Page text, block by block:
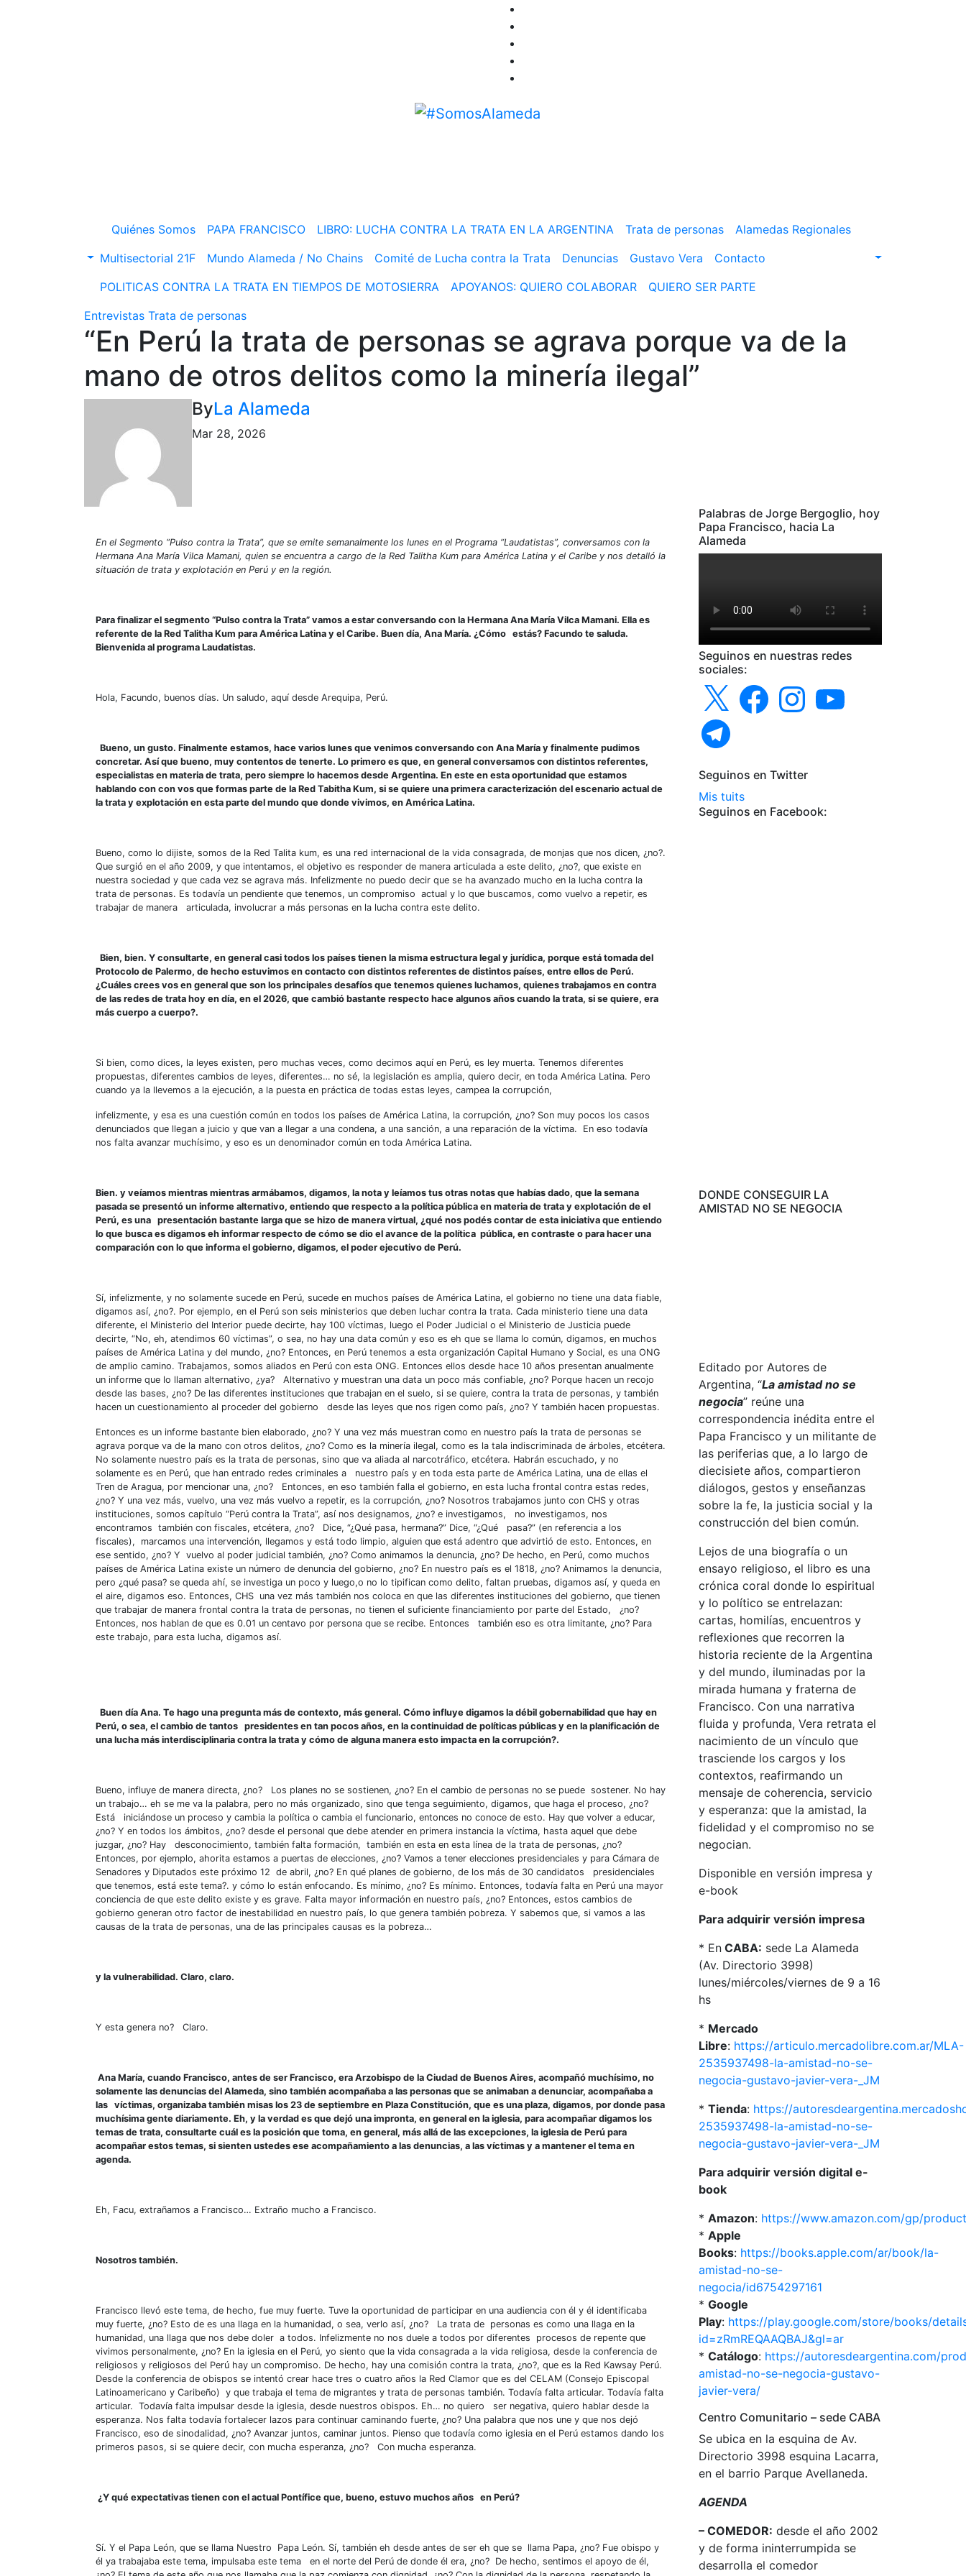
Quiénes Somos PAPA FRANCISCO LIBRO: LUCHA CONTRA LA TRATA EN LA ARGENTINA Trata de personas
Alamedas Regionales
Multisectorial 21F
Mundo Alameda / No Chains Comité de Lucha contra la Trata Denuncias Gustavo Vera
Contacto
POLITICAS CONTRA LA TRATA EN TIEMPOS DE MOTOSIERRA
APOYANOS: QUIERO COLABORAR
QUIERO SER PARTE
Entrevistas Trata de personas
“En Perú la trata de personas se agrava porque va de la
mano de otros delitos como la minería ilegal”
ByLa Alameda
Mar 28, 2026
En el Segmento “Pulso contra la Trata”, que se emite semanalmente los lunes en el Programa “Laudatistas”, conversamos con la
Hermana Ana María Vilca Mamani, quien se encuentra a cargo de la Red Talitha Kum para América Latina y el Caribe y nos detalló la
situación de trata y explotación en Perú y en la región.
Para finalizar el segmento “Pulso contra la Trata” vamos a estar conversando con la Hermana Ana María Vilca Mamani. Ella es
referente de la Red Talitha Kum para América Latina y el Caribe. Buen día, Ana María. ¿Cómo estás? Facundo te saluda.
Bienvenida al programa Laudatistas.
Hola, Facundo, buenos días. Un saludo, aquí desde Arequipa, Perú.
Bueno, un gusto. Finalmente estamos, hace varios lunes que venimos conversando con Ana María y finalmente pudimos
concretar. Así que bueno, muy contentos de tenerte. Lo primero es que, en general conversamos con distintos referentes,
especialistas en materia de trata, pero siempre lo hacemos desde Argentina. En este en esta oportunidad que estamos
hablando con con vos que formas parte de la Red Tabitha Kum, si se quiere una primera caracterización del escenario actual de
la trata y explotación en esta parte del mundo que donde vivimos, en América Latina.
Bueno, como lo dijiste, somos de la Red Talita kum, es una red internacional de la vida consagrada, de monjas que nos dicen, ¿no?.
Que surgió en el año 2009, y que intentamos, el objetivo es responder de manera articulada a este delito, ¿no?, que existe en
nuestra sociedad y que cada vez se agrava más. Infelizmente no puedo decir que se ha avanzado mucho en la lucha contra la
trata de personas. Es todavía un pendiente que tenemos, un compromiso actual y lo que buscamos, como vuelvo a repetir, es
trabajar de manera articulada, involucrar a más personas en la lucha contra este delito.
Bien, bien. Y consultarte, en general casi todos los países tienen la misma estructura legal y jurídica, porque está tomada del
Protocolo de Palermo, de hecho estuvimos en contacto con distintos referentes de distintos países, entre ellos de Perú.
¿Cuáles crees vos en general que son los principales desafíos que tenemos quienes luchamos, quienes trabajamos en contra
de las redes de trata hoy en día, en el 2026, que cambió bastante respecto hace algunos años cuando la trata, si se quiere, era
más cuerpo a cuerpo?.
Si bien, como dices, la leyes existen, pero muchas veces, como decimos aquí en Perú, es ley muerta. Tenemos diferentes
propuestas, diferentes cambios de leyes, diferentes… no sé, la legislación es amplia, quiero decir, en toda América Latina. Pero
cuando ya la llevemos a la ejecución, a la puesta en práctica de todas estas leyes, campea la corrupción,
infelizmente, y esa es una cuestión común en todos los países de América Latina, la corrupción, ¿no? Son muy pocos los casos
denunciados que llegan a juicio y que van a llegar a una condena, a una sanción, a una reparación de la víctima. En eso todavía
nos falta avanzar muchísimo, y eso es un denominador común en toda América Latina.
Bien. y veíamos mientras mientras armábamos, digamos, la nota y leíamos tus otras notas que habías dado, que la semana
pasada se presentó un informe alternativo, entiendo que respecto a la política pública en materia de trata y explotación de el
Perú, es una presentación bastante larga que se hizo de manera virtual, ¿qué nos podés contar de esta iniciativa que entiendo
lo que busca es digamos eh informar respecto de cómo se dio el avance de la política pública, en contraste o para hacer una
comparación con lo que informa el gobierno, digamos, el poder ejecutivo de Perú.
Sí, infelizmente, y no solamente sucede en Perú, sucede en muchos países de América Latina, el gobierno no tiene una data fiable,
digamos así, ¿no?. Por ejemplo, en el Perú son seis ministerios que deben luchar contra la trata. Cada ministerio tiene una data
diferente, el Ministerio del Interior puede decirte, hay 100 víctimas, luego el Poder Judicial o el Ministerio de Justicia puede
decirte, “No, eh, atendimos 60 víctimas”, o sea, no hay una data común y eso es eh que se llama lo común, digamos, en muchos
países de América Latina y del mundo, ¿no? Entonces, en Perú tenemos a esta organización Capital Humano y Social, es una ONG
de amplio camino. Trabajamos, somos aliados en Perú con esta ONG. Entonces ellos desde hace 10 años presentan anualmente
un informe que lo llaman alternativo, ¿ya? Alternativo y muestran una data un poco más confiable, ¿no? Porque hacen un recojo
desde las bases, ¿no? De las diferentes instituciones que trabajan en el suelo, si se quiere, contra la trata de personas, y también
hacen un cuestionamiento al proceder del gobierno desde las leyes que nos rigen como país, ¿no? Y también hacen propuestas.
Entonces es un informe bastante bien elaborado, ¿no? Y una vez más muestran como en nuestro país la trata de personas se
agrava porque va de la mano con otros delitos, ¿no? Como es la minería ilegal, como es la tala indiscriminada de árboles, etcétera.
No solamente nuestro país es la trata de personas, sino que va aliada al narcotráfico, etcétera. Habrán escuchado, y no
solamente es en Perú, que han entrado redes criminales a nuestro país y en toda esta parte de América Latina, una de ellas el
Tren de Aragua, por mencionar una, ¿no? Entonces, en eso también falla el gobierno, en esta lucha frontal contra estas redes,
¿no? Y una vez más, vuelvo, una vez más vuelvo a repetir, es la corrupción, ¿no? Nosotros trabajamos junto con CHS y otras
instituciones, somos capítulo “Perú contra la Trata”, así nos designamos, ¿no? e investigamos, no investigamos, nos
encontramos también con fiscales, etcétera, ¿no? Dice, “¿Qué pasa, hermana?” Dice, “¿Qué pasa?” (en referencia a los
fiscales), marcamos una intervención, llegamos y está todo limpio, alguien que está adentro que advirtió de esto. Entonces, en
ese sentido, ¿no? Y vuelvo al poder judicial también, ¿no? Como animamos la denuncia, ¿no? De hecho, en Perú, como muchos
países de América Latina existe un número de denuncia del gobierno, ¿no? En nuestro país es el 1818, ¿no? Animamos la denuncia,
pero ¿qué pasa? se queda ahí, se investiga un poco y luego,o no lo tipifican como delito, faltan pruebas, digamos así, y queda en
el aire, digamos eso. Entonces, CHS una vez más también nos coloca en que las diferentes instituciones del gobierno, que tienen
que trabajar de manera frontal contra la trata de personas, no tienen el suficiente financiamiento por parte del Estado, ¿no?
Entonces, nos hablan de que es 0.01 un centavo por persona que se recibe. Entonces también eso es otra limitante, ¿no? Para
este trabajo, para esta lucha, digamos así.
Buen día Ana. Te hago una pregunta más de contexto, más general. Cómo influye digamos la débil gobernabilidad que hay en
Perú, o sea, el cambio de tantos presidentes en tan pocos años, en la continuidad de políticas públicas y en la planificación de
una lucha más interdisciplinaria contra la trata y cómo de alguna manera esto impacta en la corrupción?.
Bueno, influye de manera directa, ¿no? Los planes no se sostienen, ¿no? En el cambio de personas no se puede sostener. No hay
un trabajo… eh se me va la palabra, pero no más organizado, sino que tenga seguimiento, digamos, que haga el proceso, ¿no?
Está iniciándose un proceso y cambia la política o cambia el funcionario, entonces no conoce de esto. Hay que volver a educar,
¿no? Y en todos los ámbitos, ¿no? desde el personal que debe atender en primera instancia la víctima, hasta aquel que debe
juzgar, ¿no? Hay desconocimiento, también falta formación, también en esta en esta línea de la trata de personas, ¿no?
Entonces, por ejemplo, ahorita estamos a puertas de elecciones, ¿no? Vamos a tener elecciones presidenciales y para Cámara de
Senadores y Diputados este próximo 12 de abril, ¿no? En qué planes de gobierno, de los más de 30 candidatos presidenciales
que tenemos, está este tema?. y cómo lo están enfocando. Es mínimo, ¿no? Es mínimo. Entonces, todavía falta en Perú una mayor
conciencia de que este delito existe y es grave. Falta mayor información en nuestro país, ¿no? Entonces, estos cambios de
gobierno generan otro factor de inestabilidad en nuestro país, lo que genera también pobreza. Y sabemos que, si vamos a las
causas de la trata de personas, una de las principales causas es la pobreza…
y la vulnerabilidad. Claro, claro.
Y esta genera no? Claro.
Ana María, cuando Francisco, antes de ser Francisco, era Arzobispo de la Ciudad de Buenos Aires, acompañó muchísimo, no
solamente las denuncias del Alameda, sino también acompañaba a las personas que se animaban a denunciar, acompañaba a
las víctimas, organizaba también misas los 23 de septiembre en Plaza Constitución, que es una plaza, digamos, por donde pasa
muchísima gente diariamente. Eh, y la verdad es que dejó una impronta, en general en la iglesia, para acompañar digamos los
temas de trata, consultarte cuál es la posición que toma, en general, más allá de las excepciones, la iglesia de Perú para
acompañar estos temas, si sienten ustedes ese acompañamiento a las denuncias, a las víctimas y a mantener el tema en
agenda.
Eh, Facu, extrañamos a Francisco… Extraño mucho a Francisco.
Nosotros también.
Francisco llevó este tema, de hecho, fue muy fuerte. Tuve la oportunidad de participar en una audiencia con él y él identificaba
muy fuerte, ¿no? Esto de es una llaga en la humanidad, o sea, verlo así, ¿no? La trata de personas es como una llaga en la
humanidad, una llaga que nos debe doler a todos. Infelizmente no nos duele a todos por diferentes procesos de repente que
vivimos personalmente, ¿no? En la iglesia en el Perú, yo siento que la vida consagrada a la vida religiosa, desde la conferencia de
religiosos y religiosos del Perú hay un compromiso. De hecho, hay una comisión contra la trata, ¿no?, que es la Red Kawsay Perú.
Desde la conferencia de obispos se intentó crear hace tres o cuatro años la Red Clamor que es del CELAM (Consejo Episcopal
Latinoamericano y Caribeño) y que trabaja el tema de migrantes y trata de personas también. Todavía falta articular. Todavía falta
articular. Todavía falta impulsar desde la iglesia, desde nuestros obispos. Eh… no quiero ser negativa, quiero hablar desde la
esperanza. Nos falta todavía fortalecer lazos para continuar caminando fuerte, ¿no? Una palabra que nos une y que nos dejó
Francisco, eso de sinodalidad, ¿no? Avanzar juntos, caminar juntos. Pienso que todavía como iglesia en el Perú estamos dando los
primeros pasos, si se quiere decir, con mucha esperanza, ¿no? Con mucha esperanza.
¿Y qué expectativas tienen con el actual Pontífice que, bueno, estuvo muchos años en Perú?
Sí. Y el Papa León, que se llama Nuestro Papa León. Sí, también eh desde antes de ser eh que se llama Papa, ¿no? Fue obispo y
él ya trabajaba este tema, impulsaba este tema en el norte del Perú de donde él era, ¿no? De hecho, sentimos el apoyo de él,
Palabras de Jorge Bergoglio, hoy
Papa Francisco, hacia La
Alameda
Seguinos en nuestras redes
sociales:
X
FacebookInstagramYouTube
Telegram
Seguinos en Twitter
Mis tuits
Seguinos en Facebook:
DONDE CONSEGUIR LA
AMISTAD NO SE NEGOCIA
Editado por Autores de
Argentina, “La amistad no se
negocia” reúne una
correspondencia inédita entre el
Papa Francisco y un militante de
las periferias que, a lo largo de
diecisiete años, compartieron
diálogos, gestos y enseñanzas
sobre la fe, la justicia social y la
construcción del bien común.
Lejos de una biografía o un
ensayo religioso, el libro es una
crónica coral donde lo espiritual
y lo político se entrelazan:
cartas, homilías, encuentros y
reflexiones que recorren la
historia reciente de la Argentina
y del mundo, iluminadas por la
mirada humana y fraterna de
Francisco. Con una narrativa
fluida y profunda, Vera retrata el
nacimiento de un vínculo que
trasciende los cargos y los
contextos, reafirmando un
mensaje de coherencia, servicio
y esperanza: que la amistad, la
fidelidad y el compromiso no se
negocian.
Disponible en versión impresa y
e-book
Para adquirir versión impresa
* En CABA: sede La Alameda
(Av. Directorio 3998)
lunes/miércoles/viernes de 9 a 16
hs
* Mercado
Libre: https://articulo.mercadolibre.com.ar/MLA-
2535937498-la-amistad-no-se-
negocia-gustavo-javier-vera-_JM
* Tienda: https://
2535937498-la-amistad-no-se-
negocia-gustavo-javier-vera-_JM
Para adquirir versión digital e-
book
* Amazon: https://www.amazon.com/gp/
* Apple
Books: https://books.apple.com/ar/book/la-
amistad-no-se-
negocia/id6754297161
* Google
Play: https://play.google.com/store/books/
id=zRmREQAAQBAJ&gl=ar
* Catálogo: https://autoresdeargentina.com/
amistad-no-se-negocia-gustavo-
javier-vera/
Centro Comunitario – sede CABA
Se ubica en la esquina de Av.
Directorio 3998 esquina Lacarra,
en el barrio Parque Avellaneda.
AGENDA
– COMEDOR: desde el año 2002
y de forma ininterrumpida se
desarrolla el comedor